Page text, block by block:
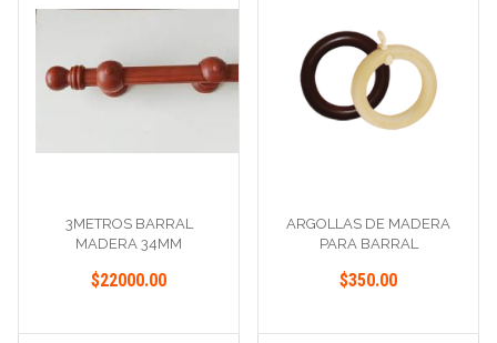
3METROS BARRAL
MADERA 34MM
$22000.00
ARGOLLAS DE MADERA
PARA BARRAL
$350.00